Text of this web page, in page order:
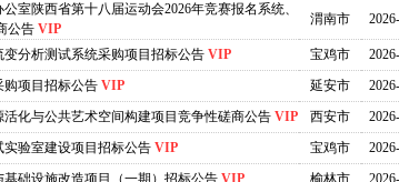
室陕西省第十八届运动会2026年竞赛报名系统、
公告 VIP
渭南市
分析测试系统采购项目招标公告 VIP 宝鸡市
购项目招标公告 VIP 延安市
化与公共艺术空间构建项目竞争性磋商公告 VIP 西安市
验室建设项目招标公告 VIP 宝鸡市
础设施改造项目（一期）招标公告 VIP 榆林市